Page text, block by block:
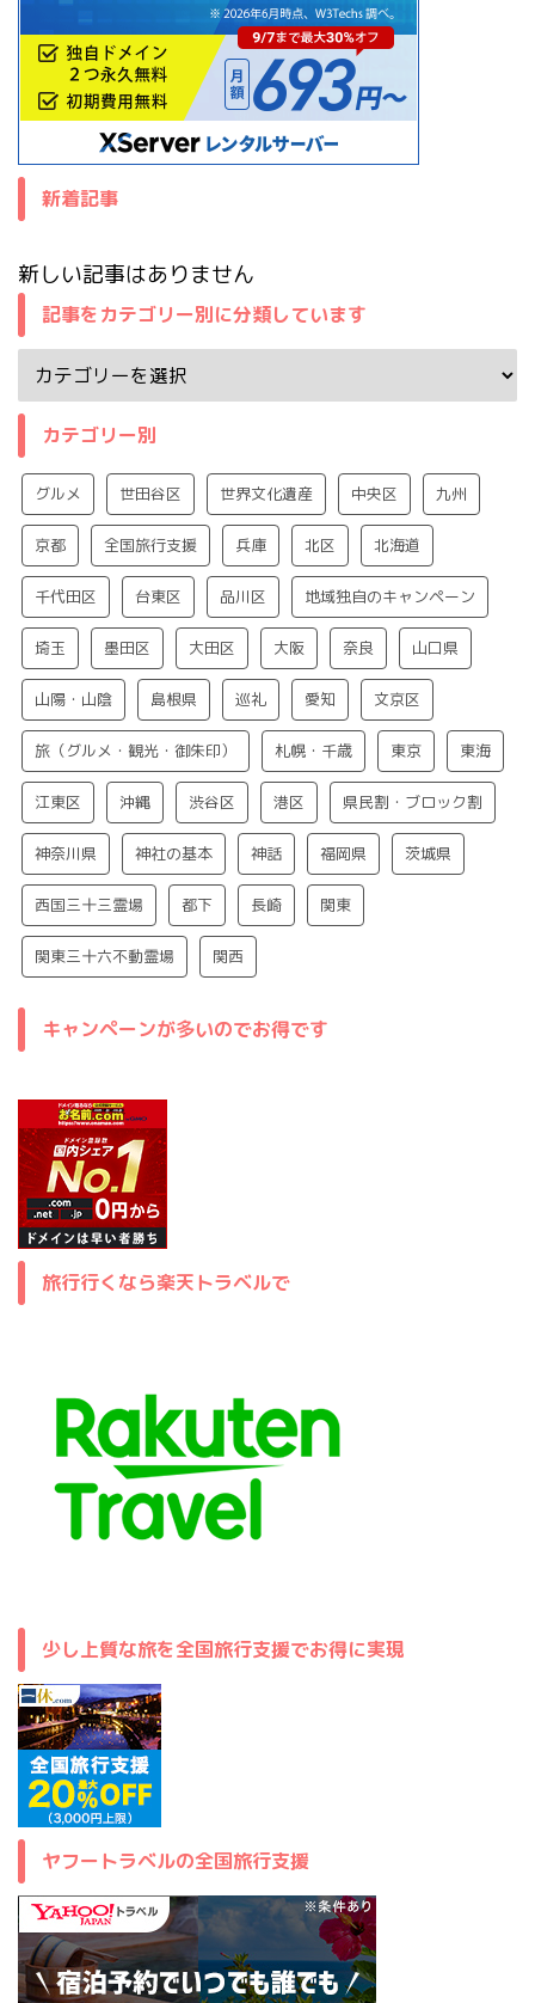
新着記事
新しい記事はありません
記事をカテゴリー別に分類しています
カテゴリー別
グルメ 世田谷区 世界文化遺産 中央区 九州
京都 全国旅行支援 兵庫 北区 北海道
千代田区 台東区 品川区 地域独自のキャンペーン
埼玉 墨田区 大田区 大阪 奈良 山口県
山陽・山陰 島根県 巡礼 愛知 文京区
旅（グルメ・観光・御朱印） 札幌・千歳 東京 東海
江東区 沖縄 渋谷区 港区 県民割・ブロック割
神奈川県 神社の基本 神話 福岡県 茨城県
西国三十三霊場 都下 長崎 関東
関東三十六不動霊場 関西
キャンペーンが多いのでお得です
旅行行くなら楽天トラベルで
少し上質な旅を全国旅行支援でお得に実現
ヤフートラベルの全国旅行支援